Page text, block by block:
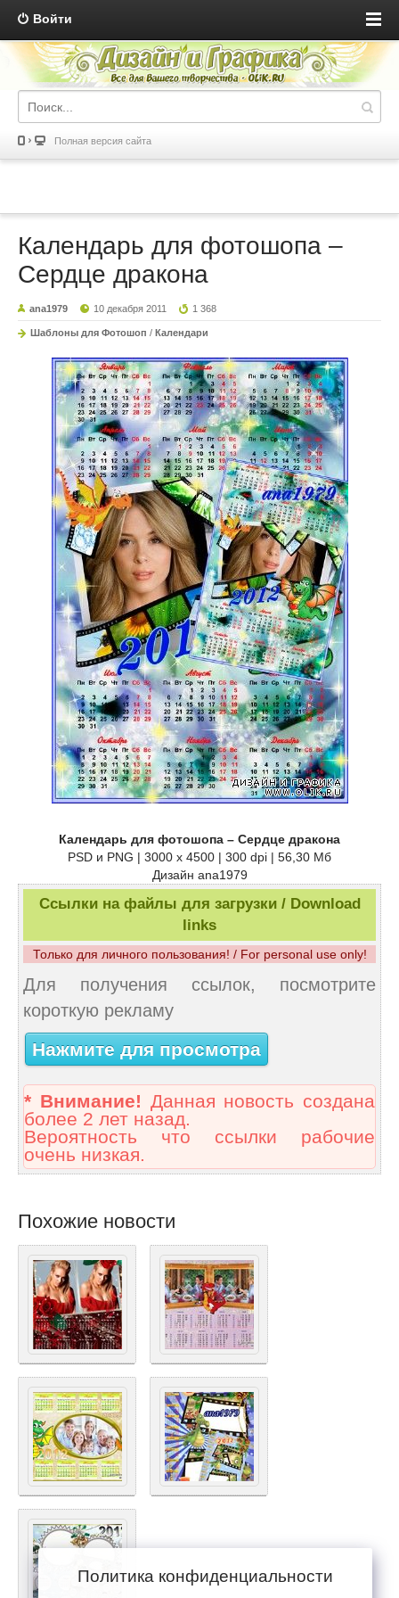
Войти
Полная версия сайта
Календарь для фотошопа –
Сердце дракона
ana1979 10 декабря 2011 1 368
Шаблоны для Фотошоп / Календари
Календарь для фотошопа – Сердце дракона
PSD и PNG | 3000 x 4500 | 300 dpi | 56,30 Мб
Дизайн ana1979
Ссылки на файлы для загрузки / Download
links
Только для личного пользования! / For personal use only!
Для получения ссылок, посмотрите
короткую рекламу
Нажмите для просмотра
* Внимание! Данная новость создана
более 2 лет назад.
Вероятность что ссылки рабочие
очень низкая.
Похожие новости
Политика конфиденциальности